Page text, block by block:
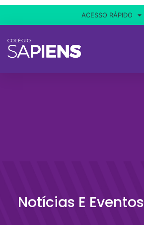
ACESSO RÁPIDO
Notícias E Eventos